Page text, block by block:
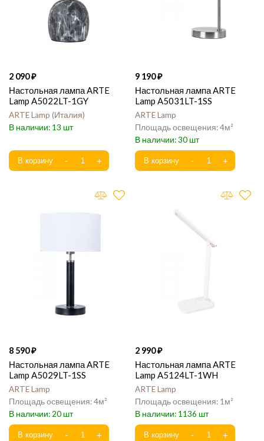
2 090
Настольная лампа ARTE
Lamp A5022LT-1GY
ARTE Lamp Италия
13
9 190
Настольная лампа ARTE
Lamp A5031LT-1SS
ARTE Lamp
4
30
8 590
Настольная лампа ARTE
Lamp A5029LT-1SS
ARTE Lamp
4
20
2 990
Настольная лампа ARTE
Lamp A5124LT-1WH
ARTE Lamp
1
1136